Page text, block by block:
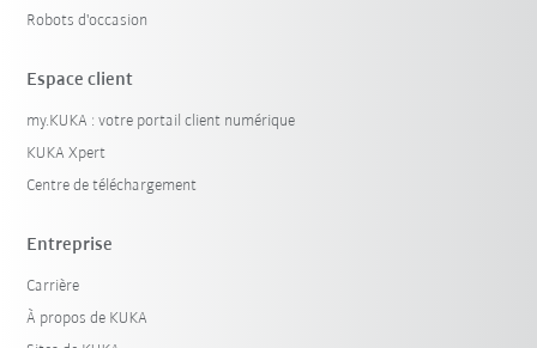
Robots d'occasion
Espace client
my.KUKA : votre portail client numérique
KUKA Xpert
Centre de téléchargement
Entreprise
Carrière
À propos de KUKA